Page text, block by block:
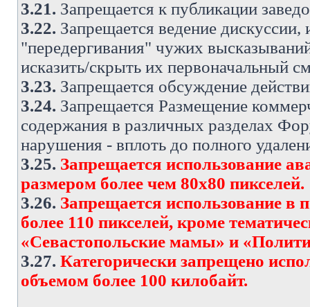
3.21. Запрещается к публикации
3.22. Запрещается ведение
"передергивания" чужих
исказить/скрыть их первоначальный
3.23. Запрещается обсуждение
3.24. Запрещается Размещение
содержания в различных разделах
нарушения - вплоть до полного
3.25. Запрещается использование
размером более чем 80х80 пикселей.
3.26. Запрещается использование в
более 110 пикселей, кроме
«Севастопольские мамы» и
3.27. Категорически запрещено
объемом более 100 килобайт.